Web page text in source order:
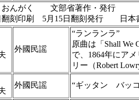
おんがく 文部省著作・発行
翻刻印刷 5月15日翻刻発行 日本
外國民謡
“ランランラ”
原曲は「Shall We
で、1864年にア
リー（Robert
外國民謡 “ギッタン バッ